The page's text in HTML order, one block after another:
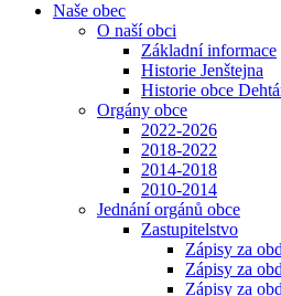
Naše obec
O naší obci
Základní informace
Historie Jenštejna
Historie obce
Orgány obce
2022-2026
2018-2022
2014-2018
2010-2014
Jednání orgánů obce
Zastupitelstvo
Zápisy za
Zápisy za
Zápisy za